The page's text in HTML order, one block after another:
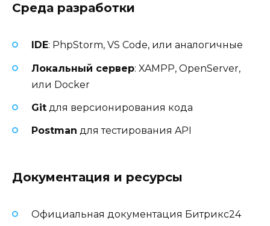
Среда разработки
IDE: PhpStorm, VS Code, или аналогичные
Локальный сервер: XAMPP, OpenServer,
или Docker
Git для версионирования кода
Postman для тестирования API
Документация и ресурсы
Официальная документация Битрикс24